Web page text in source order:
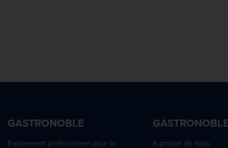
GASTRONOBLE
Equipement professionnel pour la
A propos de nous